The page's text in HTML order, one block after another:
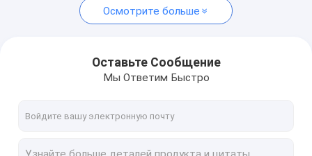
Осмотрите больше
Оставьте Сообщение
Мы Ответим Быстро